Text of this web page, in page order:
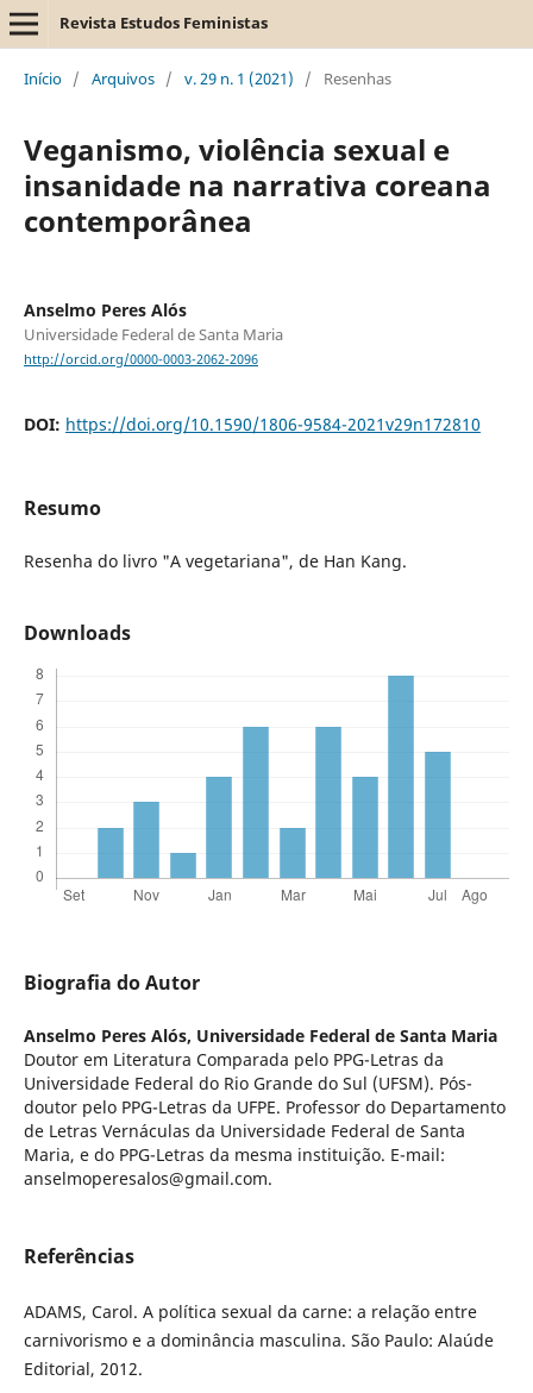
Revista Estudos Feministas
Início / Arquivos / v. 29 n. 1 (2021) / Resenhas
Veganismo, violência sexual e
insanidade na narrativa coreana
contemporânea
Anselmo Peres Alós
Universidade Federal de Santa Maria
http://orcid.org/0000-0003-2062-2096
DOI: https://doi.org/10.1590/1806-9584-2021v29n172810
Resumo
Resenha do livro "A vegetariana", de Han Kang.
Downloads
Biografia do Autor
Anselmo Peres Alós, Universidade Federal de Santa Maria
Doutor em Literatura Comparada pelo PPG-Letras da
Universidade Federal do Rio Grande do Sul (UFSM). Pós-
doutor pelo PPG-Letras da UFPE. Professor do Departamento
de Letras Vernáculas da Universidade Federal de Santa
Maria, e do PPG-Letras da mesma instituição. E-mail:
anselmoperesalos@gmail.com.
Referências
ADAMS, Carol. A política sexual da carne: a relação entre
carnivorismo e a dominância masculina. São Paulo: Alaúde
Editorial, 2012.